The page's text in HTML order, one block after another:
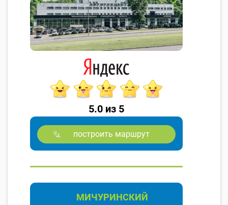
5.0 из 5
построить маршрут
МИЧУРИНСКИЙ